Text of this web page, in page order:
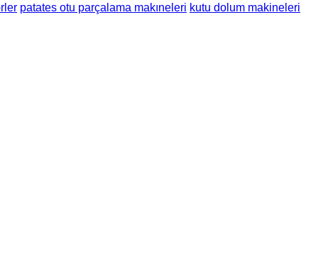
patates otu parçalama makıneleri kutu dolum makineleri